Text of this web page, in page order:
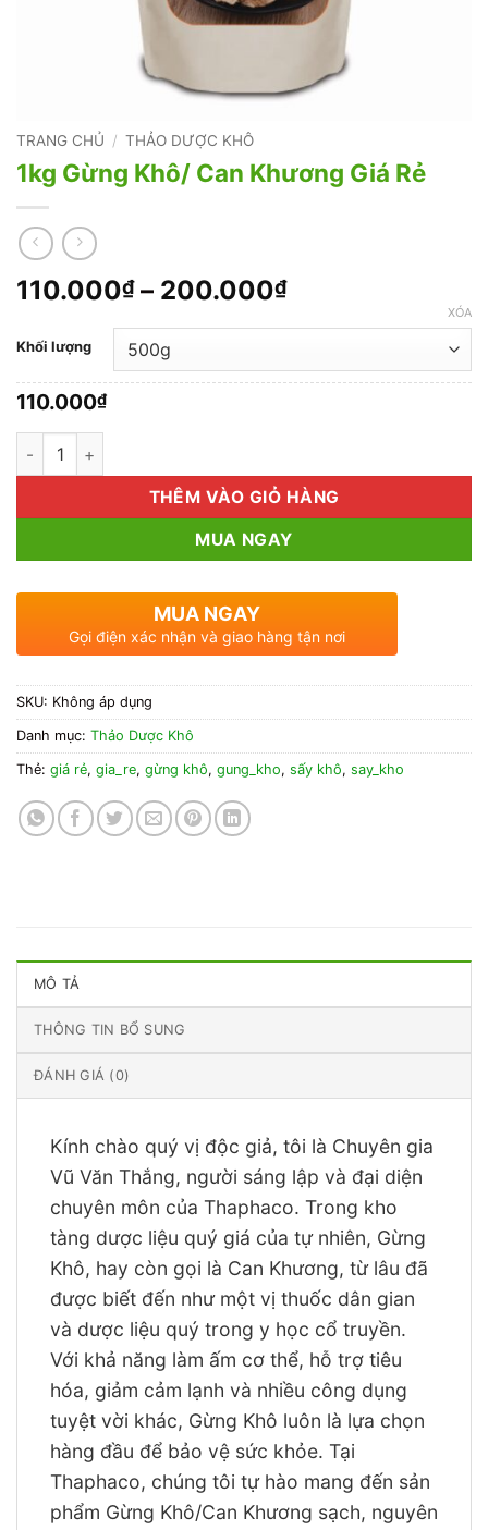
TRANG CHỦ / THẢO DƯỢC KHÔ
1kg Gừng Khô/ Can Khương Giá Rẻ
110.000₫ – 200.000₫Khoảng
110.000₫
đến
Khối lượng
XÓA
110.000₫
1kg Gừng Khô/ Can Khương Giá Rẻ số lượng
THÊM VÀO GIỎ HÀNG
MUA NGAY
MUA NGAY
Gọi điện xác nhận và giao hàng tận nơi
SKU: Không áp dụng
Danh mục: Thảo Dược Khô
Thẻ: giá rẻ, gia_re, gừng khô, gung_kho, sấy khô, say_kho
MÔ TẢ
THÔNG TIN BỔ SUNG
ĐÁNH GIÁ (0)
Kính chào quý vị độc giả, tôi là Chuyên gia
Vũ Văn Thắng, người sáng lập và đại diện
chuyên môn của Thaphaco. Trong kho
tàng dược liệu quý giá của tự nhiên, Gừng
Khô, hay còn gọi là Can Khương, từ lâu đã
được biết đến như một vị thuốc dân gian
và dược liệu quý trong y học cổ truyền.
Với khả năng làm ấm cơ thể, hỗ trợ tiêu
hóa, giảm cảm lạnh và nhiều công dụng
tuyệt vời khác, Gừng Khô luôn là lựa chọn
hàng đầu để bảo vệ sức khỏe. Tại
Thaphaco, chúng tôi tự hào mang đến sản
phẩm Gừng Khô/Can Khương sạch, nguyên